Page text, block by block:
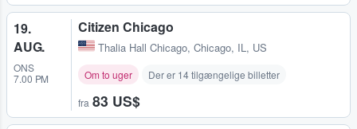
19.
AUG.
ONS
7.00 PM
Citizen Chicago
Thalia Hall Chicago, Chicago, IL, US
Om to uger Der er 14 tilgængelige billetter
fra 83 US$